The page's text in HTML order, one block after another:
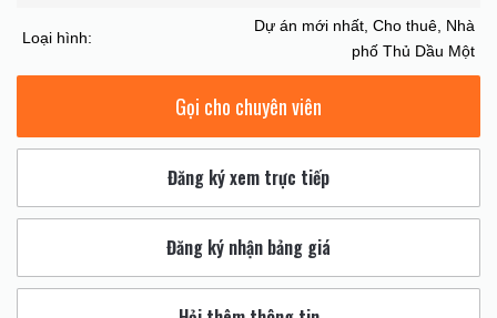
Loại hình:
Dự án mới nhất, Cho thuê, Nhà
phố Thủ Dầu Một
Gọi cho chuyên viên
Đăng ký xem trực tiếp
Đăng ký nhận bảng giá